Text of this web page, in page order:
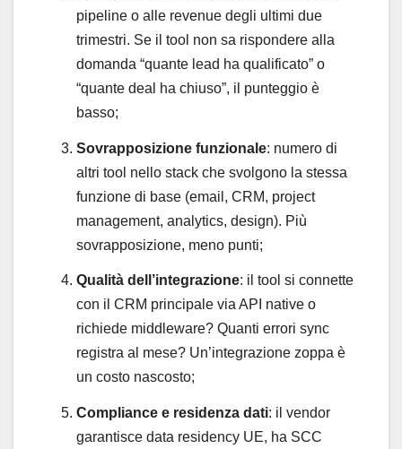
pipeline o alle revenue degli ultimi due
trimestri. Se il tool non sa rispondere alla
domanda “quante lead ha qualificato” o
“quante deal ha chiuso”, il punteggio è
basso;
Sovrapposizione funzionale: numero di
altri tool nello stack che svolgono la stessa
funzione di base (email, CRM, project
management, analytics, design). Più
sovrapposizione, meno punti;
Qualità dell’integrazione: il tool si connette
con il CRM principale via API native o
richiede middleware? Quanti errori sync
registra al mese? Un’integrazione zoppa è
un costo nascosto;
Compliance e residenza dati: il vendor
garantisce data residency UE, ha SCC